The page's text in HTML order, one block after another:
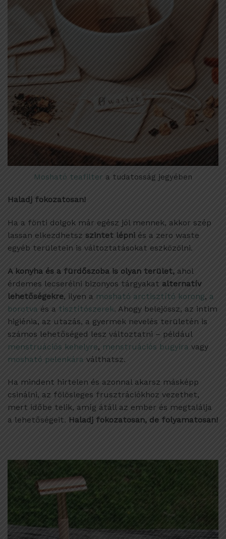
Mosható teafilter a tudatosság jegyében
Haladj fokozatosan!
Ha a fönti dolgok már egész jól mennek, akkor szép
lassan elkezdhetsz szintet lépni és a zero waste
egyéb területein is változtatásokat eszközölni.
A konyha és a fürdőszoba is olyan terület, ahol
érdemes lecserélni bizonyos tárgyakat alternatív
lehetőségekre, ilyen a mosható arctisztító korong, a
borotva és a tisztítószerek. Ahogy belejössz, az intim
higiénia, az utazás, a gyermek nevelés területén is
számos lehetőséged lesz változtatni – például
menstruációs kehelyre, menstruációs bugyira vagy
mosható pelenkára válthatsz.
Ha mindent hirtelen és azonnal akarsz másképp
csinálni, az fölösleges frusztrációkhoz vezethet,
mert időbe telik, amíg átáll az ember és megtalálja
a lehetőségeit. Haladj fokozatosan, de folyamatosan!